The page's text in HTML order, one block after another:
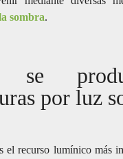
sombra.
se
por luz
el recurso lumínico más